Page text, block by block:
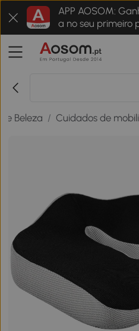
APP AOSOM:
a no seu primeiro
e Beleza / Cuidados de